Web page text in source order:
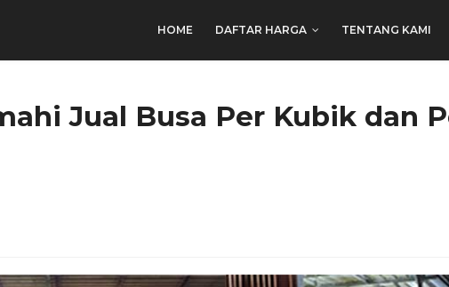
HOME DAFTAR HARGA TENTANG KAMI
Jual Busa Per Kubik dan